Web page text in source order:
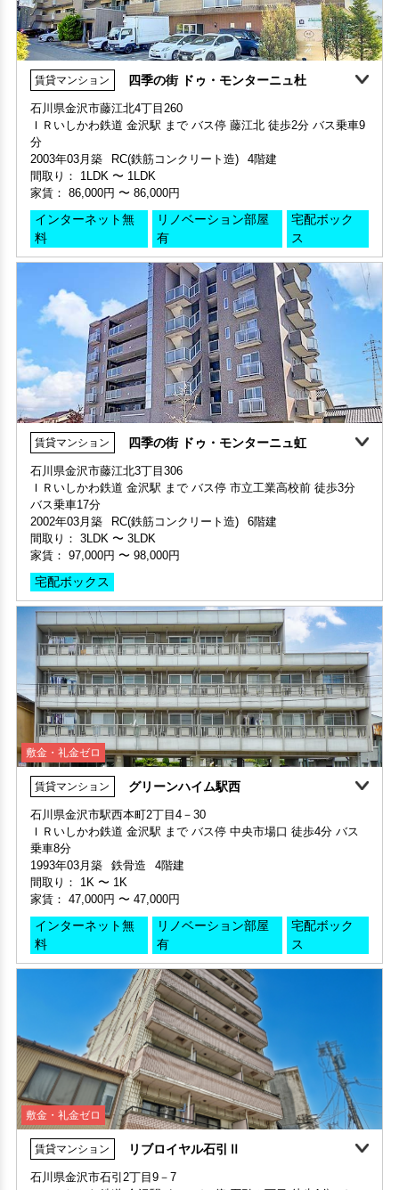
部屋号数 210号室 申込済
家賃 75,000円・共益費 5,000円
階数 2階
間取り 1LDK・専有面積 38.84㎡
敷金 2ヶ月 ・礼金 2ヶ月
保証人不要・代行 インターネット無料
部屋号数 406号室
家賃 59,000円・共益費 5,000円
階数 4階
間取り 1K・専有面積 29.5㎡
敷金 2ヶ月 ・礼金 2ヶ月
部屋号数 605号室
家賃 80,000円・共益費 5,000円
階数 6階
間取り 2DK・専有面積 0㎡
敷金 2ヶ月 ・礼金 2ヶ月
部屋号数 401号室 申込済
階数 4階
間取り 2K・専有面積 30.13㎡
敷金 2ヶ月 ・礼金 2ヶ月
賃貸マンション 四季の街 ドゥ・モンターニュ杜
石川県金沢市藤江北4丁目260
ＩＲいしかわ鉄道 金沢駅 まで バス停 藤江北 徒歩2分 バス乗車9
分
2003年03月築
間取り：1LDK 〜 1LDK
家賃： 86,000円 〜 86,000円
インターネット無
料
リノベーション部屋
有
ス
360°案内
部屋号数 403号室
家賃 86,000円・共益費 7,000円
階数 4階
間取り 1LDK・専有面積 53.01㎡
敷金 1ヶ月 ・礼金 1ヶ月
保証人不要・代行
賃貸マンション 四季の街 ドゥ・モンターニュ虹
石川県金沢市藤江北3丁目306
ＩＲいしかわ鉄道 金沢駅 まで バス停 市立工業高校前 徒歩3分
バス乗車17分
2002年03月築
間取り：3LDK 〜 3LDK
家賃： 97,000円 〜 98,000円
宅配ボックス
360°案内
部屋号数 305号室
家賃 97,000円・共益費 7,000円
階数 3階
間取り 3LDK・専有面積 65.7㎡
敷金 1ヶ月 ・礼金 -
保証人不要・代行
360°案内 動画案内
部屋号数 405号室
家賃 98,000円・共益費 7,000円
敷金・礼金ゼロ
賃貸マンション グリーンハイム駅西
石川県金沢市駅西本町2丁目4－30
ＩＲいしかわ鉄道 金沢駅 まで バス停 中央市場口 徒歩4分 バス
乗車8分
1993年03月築
間取り：1K 〜
1K
家賃： 47,000円 〜
インターネット無
料
リノベーション部屋
有
ス
敷金・礼金ゼロ 360°案内 動画案内
部屋号数 402号室 申込済
敷金・礼金ゼロ
賃貸マンション リブロイヤル石引Ⅱ
石川県金沢市石引2丁目9－7
ＩＲいしかわ鉄道 金沢駅 まで バス停 石引２丁目 徒歩1分 バス